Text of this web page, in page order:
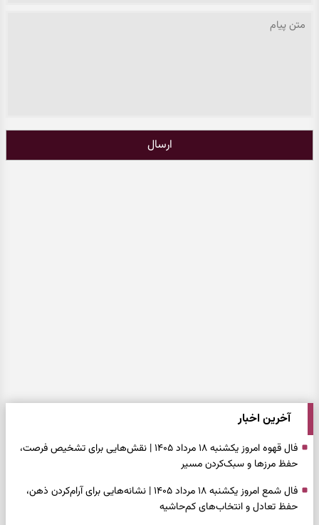
ارسال
آخرین اخبار
فال قهوه امروز یکشنبه ۱۸ مرداد ۱۴۰۵ | نقش‌هایی برای تشخیص فرصت،
حفظ مرزها و سبک‌کردن مسیر
فال شمع امروز یکشنبه ۱۸ مرداد ۱۴۰۵ | نشانه‌هایی برای آرام‌کردن ذهن،
حفظ تعادل و انتخاب‌های کم‌حاشیه